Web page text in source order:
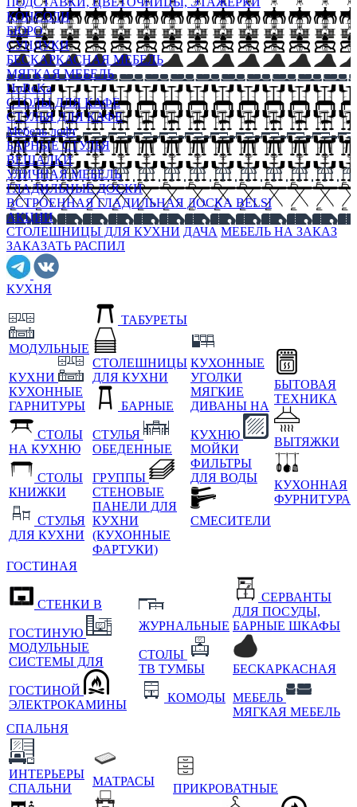
КОНСОЛИ
БЮРО
СУНДУКИ
БЕСКАРКАСНАЯ МЕБЕЛЬ
МЯГКАЯ МЕБЕЛЬ
HoReKa
СТОЛЫ ДЛЯ КАФЕ
СТУЛЬЯ ДЛЯ КАФЕ
Мебель лофт
БАРНЫЕ СТУЛЬЯ
ВЕШАЛКИ
УЛИЧНАЯ МЕБЕЛЬ
ГЛАДИЛЬНЫЕ ДОСКИ
ВСТРОЕННАЯ ГЛАДИЛЬНАЯ ДОСКА BELSI
АКЦИИ
СТОЛЕШНИЦЫ ДЛЯ КУХНИ ДАЧА МЕБЕЛЬ НА ЗАКАЗ
ЗАКАЗАТЬ РАСПИЛ
КУХНЯ
МОДУЛЬНЫЕ
КУХНИ
КУХОННЫЕ
ГАРНИТУРЫ
СТОЛЫ
НА КУХНЮ
СТОЛЫ
КНИЖКИ
СТУЛЬЯ
ДЛЯ КУХНИ
ТАБУРЕТЫ
СТОЛЕШНИЦЫ
ДЛЯ КУХНИ
БАРНЫЕ
СТУЛЬЯ
ОБЕДЕННЫЕ
ГРУППЫ
СТЕНОВЫЕ
ПАНЕЛИ ДЛЯ
КУХНИ
(КУХОННЫЕ
ФАРТУКИ)
КУХОННЫЕ
УГОЛКИ
МЯГКИЕ
ДИВАНЫ НА
КУХНЮ
МОЙКИ
ФИЛЬТРЫ
ДЛЯ ВОДЫ
СМЕСИТЕЛИ
БЫТОВАЯ
ТЕХНИКА
ВЫТЯЖКИ
КУХОННАЯ
ФУРНИТУРА
ГОСТИНАЯ
СТЕНКИ В
ГОСТИНУЮ
МОДУЛЬНЫЕ
СИСТЕМЫ ДЛЯ
ГОСТИНОЙ
ЭЛЕКТРОКАМИНЫ
ЖУРНАЛЬНЫЕ
СТОЛЫ
ТВ ТУМБЫ
КОМОДЫ
СЕРВАНТЫ
ДЛЯ ПОСУДЫ,
БАРНЫЕ ШКАФЫ
БЕСКАРКАСНАЯ
МЕБЕЛЬ
МЯГКАЯ МЕБЕЛЬ
СПАЛЬНЯ
ИНТЕРЬЕРЫ
СПАЛЬНИ
МАТРАСЫ
ПРИКРОВАТНЫЕ